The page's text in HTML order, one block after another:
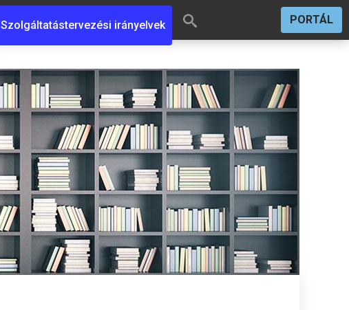
Szolgáltatástervezési irányelvek PORTÁL